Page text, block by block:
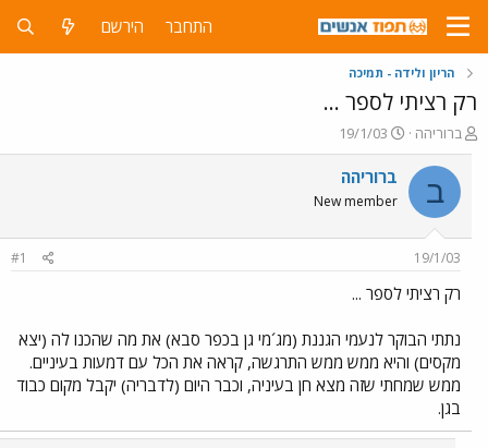
התחבר הירשם
הריון ולידה - תמיכה
רק רציתי לספר ...
פ
ו
ת
ח
ה
ש
א
ברוריהה
פ
ו
ר
ם
ר
19/1/03
ב ברוריהה
New member
19/1/03
#1
רק רציתי לספר ...
נתתי הבוקר לנעמי הגננת (מג´מי גן בכפר סבא) את מה שהכנו לה (יצא
מקסים) והיא ממש ממש התרגשה, קראה את הכל עם דמעות בעיניים.
ממש שמחתי שזה מצא חן בעיניה, וכבר היום (לדבריה) יקבל מקום כבוד
בגן.